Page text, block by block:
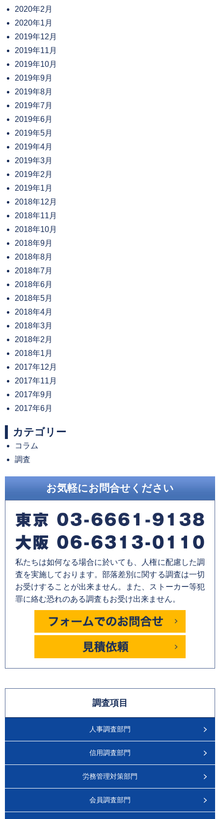
2020年2月
2020年1月
2019年12月
2019年11月
2019年10月
2019年9月
2019年8月
2019年7月
2019年6月
2019年5月
2019年4月
2019年3月
2019年2月
2019年1月
2018年12月
2018年11月
2018年10月
2018年9月
2018年8月
2018年7月
2018年6月
2018年5月
2018年4月
2018年3月
2018年2月
2018年1月
2017年12月
2017年11月
2017年9月
2017年6月
カテゴリー
コラム
調査
お気軽にお問合せください
私たちは如何なる場合に於いても、人権に配慮した調
査を実施しております。部落差別に関する調査は一切
お受けすることが出来ません。また、ストーカー等犯
罪に絡む恐れのある調査もお受け出来ません。
調査項目
人事調査部門
信用調査部門
労務管理対策部門
会員調査部門